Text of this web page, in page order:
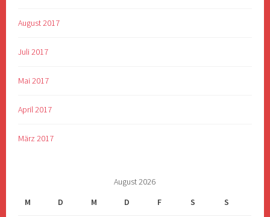
August 2017
Juli 2017
Mai 2017
April 2017
März 2017
August 2026
M
D M D F S S